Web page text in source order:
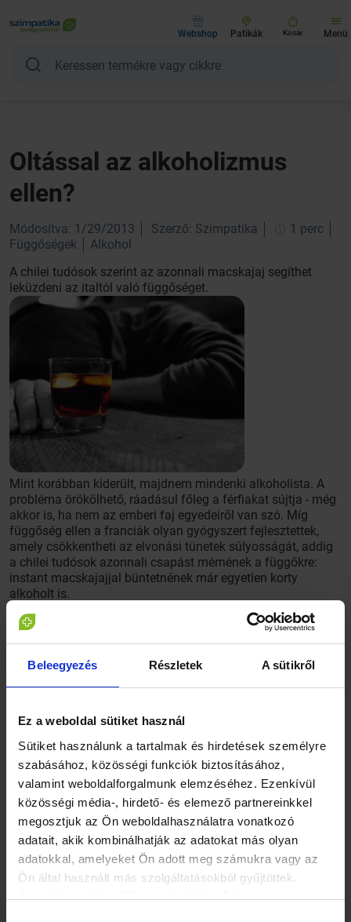
Beleegyezés Részletek A sütikről
Ez a weboldal sütiket használ
Sütiket használunk a tartalmak és hirdetések személyre
szabásához, közösségi funkciók biztosításához,
valamint weboldalforgalmunk elemzéséhez. Ezenkívül
közösségi média-, hirdető- és elemező partnereinkkel
megosztjuk az Ön weboldalhasználatra vonatkozó
adatait, akik kombinálhatják az adatokat más olyan
adatokkal, amelyeket Ön adott meg számukra vagy az
Ön által használt más szolgáltatásokból gyűjtöttek.
Az adatkezelési tájékoztató elérhető itt.
Webshop Patikák Kosár Menü
Oltással az alkoholizmus
ellen?
Módosítva: 1/29/2013 Szerző: Szimpatika
1 perc
Függőségek
Alkohol
A chilei tudósok szerint az azonnali macskajaj segíthet
leküzdeni az italtól való függőséget.
Mint korábban kiderült, majdnem mindenki alkoholista. A
probléma örökölhető, ráadásul főleg a férfiakat sújtja - még
akkor is, ha nem az emberi faj egyedeiről van szó. Míg
függőség ellen a franciák olyan gyógyszert fejlesztettek,
amely csökkentheti az elvonási tünetek súlyosságát, addig
a chilei tudósok azonnali csapást mérnének a függőkre:
instant macskajajjal büntetnének már egyetlen korty
alkoholt is.
Az általuk kifejlesztett oltás arra utasítja a májat, hogy ne
dolgozza fel az alkoholt, vagyis amíg a vakcina kifejti
hatását, addig minden csepp alkohol hányingert,
megemelkedett szívverést és általános rosszullétet okoz. A
szó leglazábban vett értelmében vett oltás ötletét a keleti
ugyanis sokkal magasabb azoknak a száma, akik
(valószínűleg éppen ezért) sokkal alacsonyabb az
alkoholisták száma.
S bár azt el tudjuk fogadni, hogy az instant rosszullét
megakadályozhatja az alkohol iránti függőség kialakulását,
abban már nem vagyunk teljesen biztosak, hogy egy már
függő emberen segíthet-e.